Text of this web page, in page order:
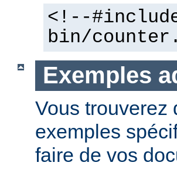
<!--
bin/
Exemples
Vous trouverez
exemples
faire de vos